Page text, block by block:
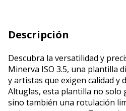
Descripción
Descubra la versatilidad y
Minerva ISO 3.5, una plantilla
y artistas que exigen calidad y
Altuglas, esta plantilla no solo
sino también una rotulación